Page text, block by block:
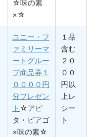
☆味の素
×☆
ユニー・フ
ァミリーマ
ートグルー
プ商品券１
００００円
分プレゼン
ト ☆アピ
タ・ピアゴ
×味の素☆
１品
含む
２０
００
円以
上レ
シー
ト